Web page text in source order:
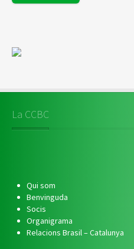
La CCBC
Qui som
Benvinguda
Socis
Organigrama
Relacions Brasil – Catalunya